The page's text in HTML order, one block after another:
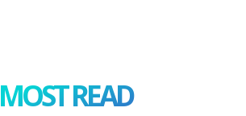
MOST READ